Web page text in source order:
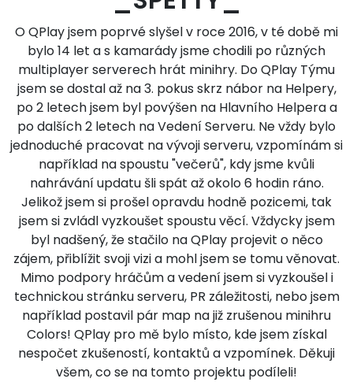
O QPlay jsem poprvé slyšel v roce 2016, v té době mi
bylo 14 let a s kamarády jsme chodili po různých
multiplayer serverech hrát minihry. Do QPlay Týmu
jsem se dostal až na 3. pokus skrz nábor na Helpery,
po 2 letech jsem byl povýšen na Hlavního Helpera a
po dalších 2 letech na Vedení Serveru. Ne vždy bylo
jednoduché pracovat na vývoji serveru, vzpomínám si
například na spoustu "večerů", kdy jsme kvůli
nahrávání updatu šli spát až okolo 6 hodin ráno.
Jelikož jsem si prošel opravdu hodně pozicemi, tak
jsem si zvládl vyzkoušet spoustu věcí. Vždycky jsem
byl nadšený, že stačilo na QPlay projevit o něco
zájem, přiblížit svoji vizi a mohl jsem se tomu věnovat.
Mimo podpory hráčům a vedení jsem si vyzkoušel i
technickou stránku serveru, PR záležitosti, nebo jsem
například postavil pár map na již zrušenou minihru
Colors! QPlay pro mě bylo místo, kde jsem získal
nespočet zkušeností, kontaktů a vzpomínek. Děkuji
všem, co se na tomto projektu podíleli!